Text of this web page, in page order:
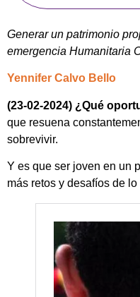
Generar un patrimonio
emergencia Humanitaria
Yennifer Calvo Bello
(23-02-2024) ¿Qué
que resuena
sobrevivir.
Y es que ser joven en un
más retos y desafíos de lo